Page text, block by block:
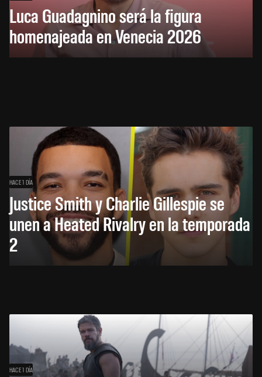
Luca Guadagnino será la figura
homenajeada en Venecia 2026
HACE 1 DÍA
Justice Smith y Charlie Gillespie se
unen a Heated Rivalry en la temporada
2
HACE 1 DÍA